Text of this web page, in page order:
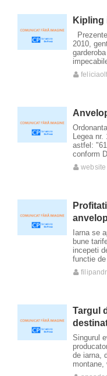
Kipling
2010,
Legea
astfel:
conform
website
Iarna se
bune
incepeti
functie
Targul
Singurul
de iarna,
montane,